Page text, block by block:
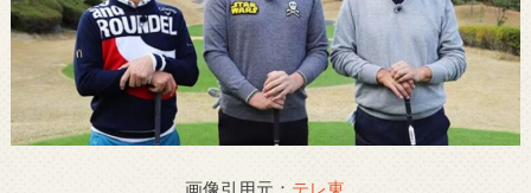
画像引用元： テレ東